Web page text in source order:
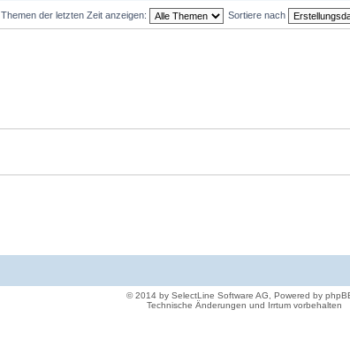
Themen der letzten Zeit anzeigen: Sortiere nach
© 2014 by SelectLine Software AG, Powered by
Technische Änderungen und Irrtum vorbehalten